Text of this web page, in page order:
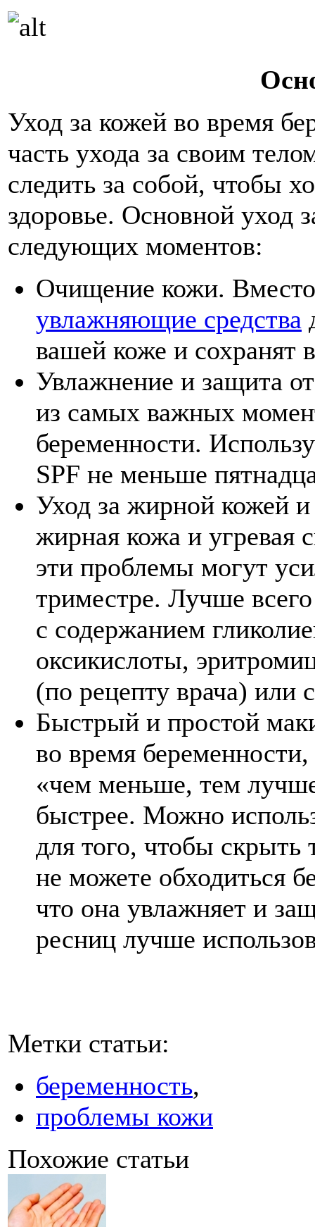
Уход за кожей во время
часть ухода за своим
следить за собой, чтобы
здоровье. Основной уход
следующих моментов:
Очищение кожи.
увлажняющие средства
вашей коже и сохранят
Увлажнение и защита
из самых важных
беременности.
SPF не меньше
Уход за жирной кожей
жирная кожа и угревая
эти проблемы могут
триместре. Лучше всего
с содержанием
оксикислоты,
(по рецепту врача) или
Быстрый и простой
во время
«чем меньше, тем
быстрее. Можно
для того, чтобы
не можете обходиться
что она увлажняет и
ресниц лучше
Метки статьи:
беременность,
проблемы кожи
Похожие статьи